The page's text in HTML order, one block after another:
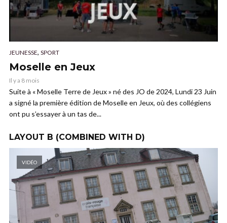
JEUNESSE, SPORT
Moselle en Jeux
Il y a 8 mois
Suite à « Moselle Terre de Jeux » né des JO de 2024, Lundi 23 Juin
a signé la première édition de Moselle en Jeux, où des collégiens
ont pu s’essayer à un tas de...
LAYOUT B (COMBINED WITH D)
VIDÉO